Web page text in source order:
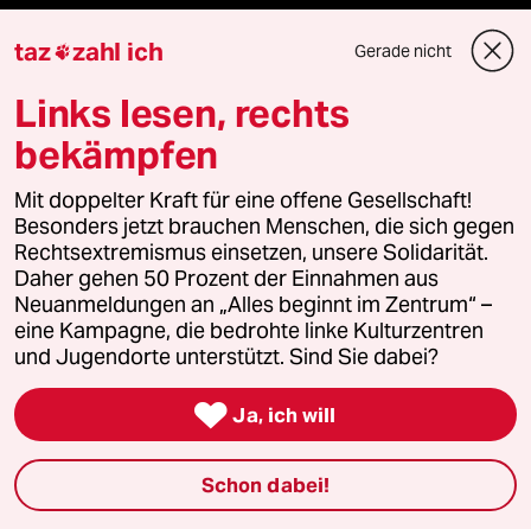
Feedback
Aboservice
ePaper Login
Downloads für Abonnierende
© 2026 taz Verlags und Vertriebs GmbH
Alle Rechte vorbehalten. Bei rechtlichen Fragen oder für Genehmigungen
Leitlinie Informant Datenschutz Impressum AGB
taz zahl ich Gerade nicht
Links lesen, rechts
bekämpfen
Mit doppelter Kraft für eine offene Gesellschaft!
Besonders jetzt brauchen Menschen, die sich gegen
Rechtsextremismus einsetzen, unsere Solidarität.
Daher gehen 50 Prozent der Einnahmen aus
Neuanmeldungen an „Alles beginnt im Zentrum“ –
eine Kampagne, die bedrohte linke Kulturzentren
und Jugendorte unterstützt. Sind Sie dabei?
 Ja, ich will
Schon dabei!